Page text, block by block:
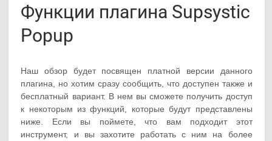
Функции плагина Supsystic
Popup
Наш обзор будет посвящен платной версии данного
плагина, но хотим сразу сообщить, что доступен также и
бесплатный вариант. В нем вы сможете получить доступ
к некоторым из функций, которые будут представлены
ниже. Если вы поймете, что вам подходит этот
инструмент, и вы захотите работать с ним на более